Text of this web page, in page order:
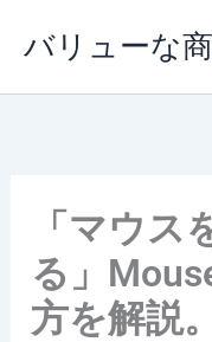
バリューな
「マウス
る」
方を解説。